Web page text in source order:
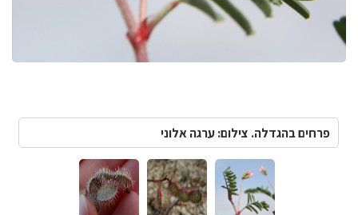
פרחים בהגדלה. צילום: ערגה אלוני